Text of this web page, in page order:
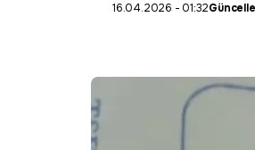
16.04.2026 - 01:32